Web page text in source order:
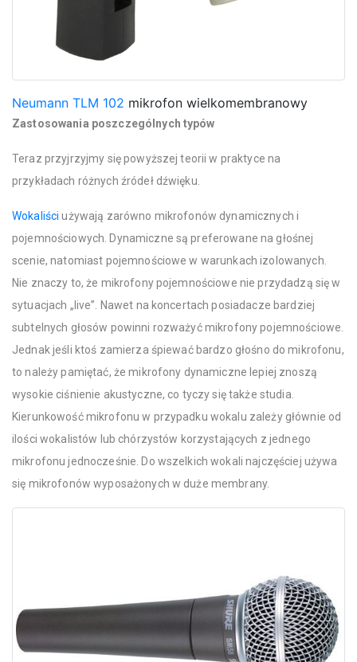
Neumann TLM 102 mikrofon wielkomembranowy
Zastosowania poszczególnych typów
Teraz przyjrzyjmy się powyższej teorii w praktyce na
przykładach różnych źródeł dźwięku.
Wokaliści używają zarówno mikrofonów dynamicznych i
pojemnościowych. Dynamiczne są preferowane na głośnej
scenie, natomiast pojemnościowe w warunkach izolowanych.
Nie znaczy to, że mikrofony pojemnościowe nie przydadzą się w
sytuacjach „live”. Nawet na koncertach posiadacze bardziej
subtelnych głosów powinni rozważyć mikrofony pojemnościowe.
Jednak jeśli ktoś zamierza śpiewać bardzo głośno do mikrofonu,
to należy pamiętać, że mikrofony dynamiczne lepiej znoszą
wysokie ciśnienie akustyczne, co tyczy się także studia.
Kierunkowość mikrofonu w przypadku wokalu zależy głównie od
ilości wokalistów lub chórzystów korzystających z jednego
mikrofonu jednocześnie. Do wszelkich wokali najczęściej używa
się mikrofonów wyposażonych w duże membrany.